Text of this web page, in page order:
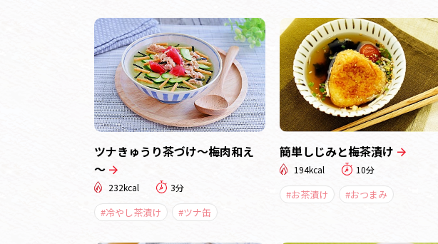
ツナきゅうり茶づけ～梅肉和え
～
232kcal 3分
#冷やし茶漬け #ツナ缶
簡単しじみと梅茶漬け
194kcal 10分
#お茶漬け #おつまみ